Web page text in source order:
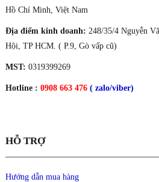
Hồ Chí Minh, Việt Nam
Địa điểm kinh doanh: 248/35/4 Nguyễn
Hội, TP HCM. ( P.9, Gò vấp cũ)
MST: 0319399269
Hotline : 0908 663 476 ( zalo/viber)
HỖ TRỢ
Hướng dẫn mua hàng